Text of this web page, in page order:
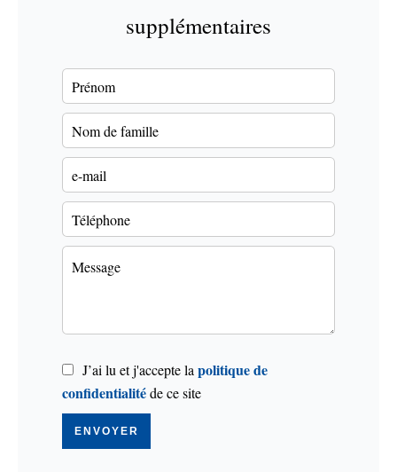
supplémentaires
J’ai lu et j'accepte la politique de
confidentialitéde ce site
ENVOYER